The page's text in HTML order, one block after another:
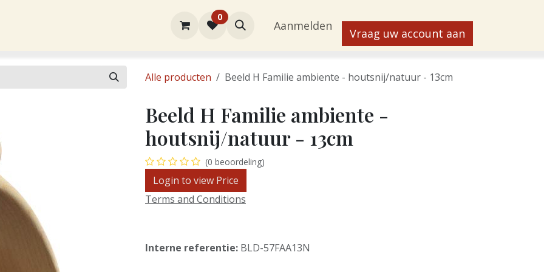
Contact
0
Aanmelden
Vraag uw account aan
Alle producten Beeld H Familie ambiente - houtsnij/natuur - 13cm
Beeld H Familie ambiente -
houtsnij/natuur - 13cm
(0 beoordeling)
Login to view Price
Terms and Conditions
Interne referentie: BLD-57FAA13N